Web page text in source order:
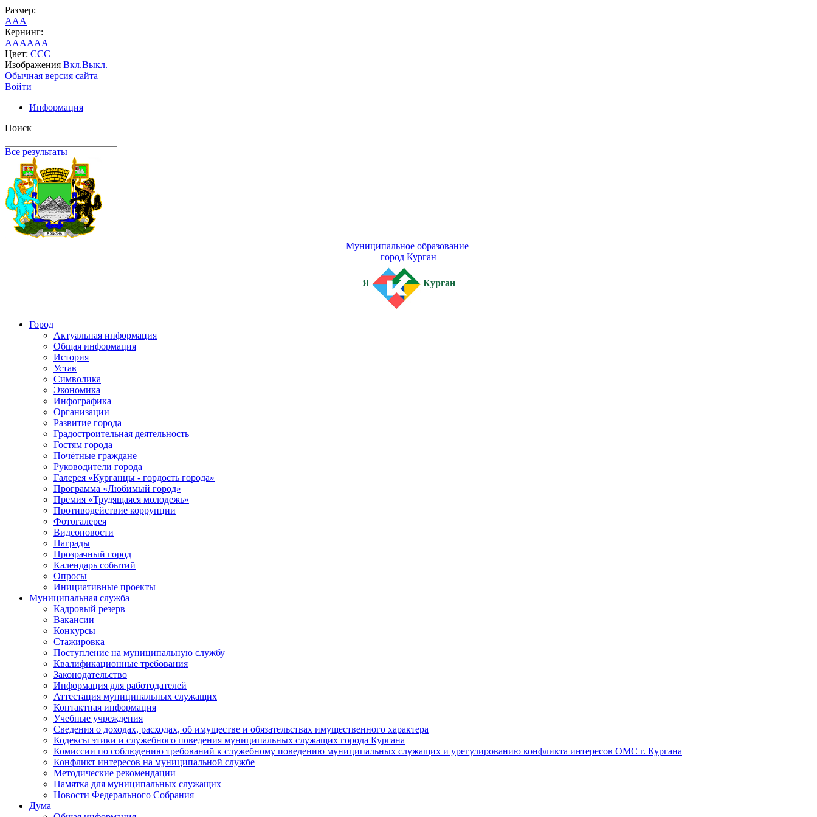
Размер:
AAA
Кернинг:
AAAAAA
Цвет: CCC
Изображения Вкл.Выкл.
Обычная версия сайта
Войти
Информация
Поиск
Все результаты
Муниципальное образование
город Курган
Я Курган
Город
Актуальная информация
Общая информация
История
Устав
Символика
Экономика
Инфографика
Организации
Развитие города
Градостроительная деятельность
Гостям города
Почётные граждане
Руководители города
Галерея «Курганцы - гордость города»
Программа «Любимый город»
Премия «Трудящаяся молодежь»
Противодействие коррупции
Фотогалерея
Видеоновости
Награды
Прозрачный город
Календарь событий
Опросы
Инициативные проекты
Муниципальная служба
Кадровый резерв
Вакансии
Конкурсы
Стажировка
Поступление на муниципальную службу
Квалификационные требования
Законодательство
Информация для работодателей
Аттестация муниципальных служащих
Контактная информация
Учебные учреждения
Сведения о доходах, расходах, об имуществе и обязательствах имущественного характера
Кодексы этики и служебного поведения муниципальных служащих города Кургана
Комиссии по соблюдению требований к служебному поведению муниципальных служащих и урегулированию конфликта интересов ОМС г. Кургана
Конфликт интересов на муниципальной службе
Методические рекомендации
Памятка для муниципальных служащих
Новости Федерального Cобрания
Дума